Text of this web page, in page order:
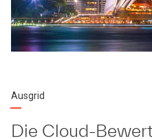
Ausgrid
Die Cloud-